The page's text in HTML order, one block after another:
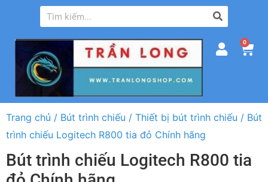
0
Trang chủ / Bút trình chiếu / Thiết bị bút trình chiếu / Bút
trình chiếu Logitech R800 tia đỏ Chính hãng
Bút trình chiếu Logitech R800 tia